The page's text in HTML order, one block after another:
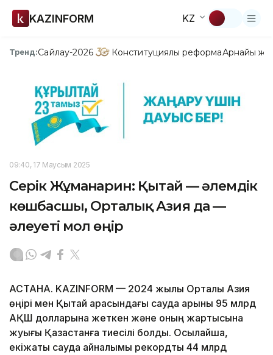
KAZINFORM KZ
Тренд:Сайлау-2026 Конституциялық реформаАрнайы
09:40, 17 Маусым 2025
Серік Жұманғарин: Қытай — әлемдік
көшбасшы, Орталық Азия да —
әлеуеті мол өңір
АСТАНА. KAZINFORM — 2024 жылы Орталық Азия
өңірі мен Қытай арасындағы сауда қарқыны 95 млрд
АҚШ долларына жеткен және оның жартысына
жуығы Қазақстанға тиесілі болды. Осылайша,
екіжақты сауда айналымы рекордтық 44 млрд